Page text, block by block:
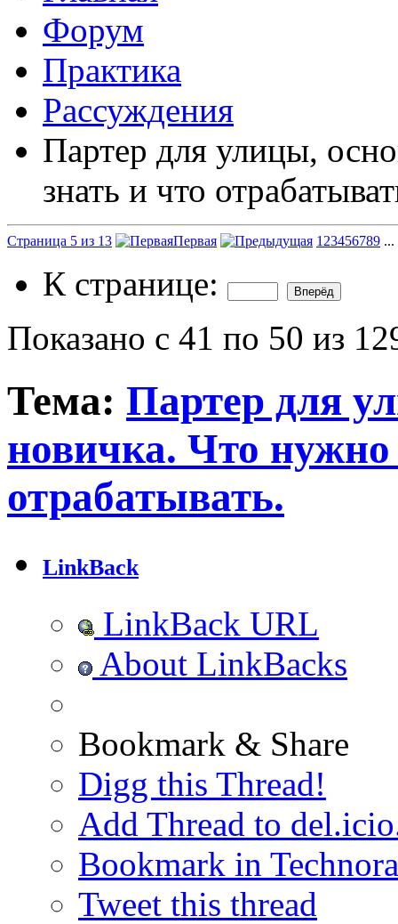
Форум
Практика
Рассуждения
Партер для улицы,
знать и что
Страница 5 из 13 Первая 1 23456789 ...
К странице:
Показано с 41 по 50 из
Тема: Партер для
новичка. Что нужно
отрабатывать.
LinkBack
LinkBack URL
About LinkBacks
Bookmark & Share
Digg this Thread!
Add Thread to
Bookmark in
Tweet this thread